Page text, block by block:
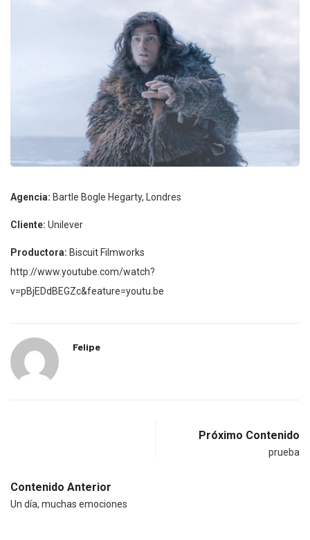
Agencia: Bartle Bogle Hegarty, Londres
Cliente: Unilever
Productora: Biscuit Filmworks
http://www.youtube.com/watch?
v=pBjEDdBEGZc&feature=youtu.be
Felipe
Contenido Anterior
Un día, muchas emociones
Próximo Contenido
prueba